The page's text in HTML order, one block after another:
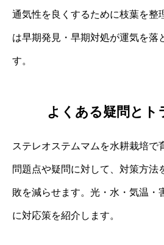
通気性を良くするために枝葉を整
は早期発見・早期対処が運気を落
す。
よくある疑問とト
ステレオステムマムを水耕栽培で
問題点や疑問に対して、対策方法
敗を減らせます。光・水・気温・
に対応策を紹介します。